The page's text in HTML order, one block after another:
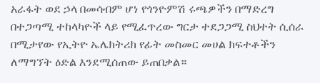
አራፋት ወደ ኃላ በመሳብም ሆነ የጎንዮምሽ ሩጫዎችን በማድረግ
በተጋጣሚ ተከላካዮች ላይ የሚፈጥረው ግርታ ተደጋጋሚ ስህተት ሲሰራ
በሚታየው የኢትዮ ኤሌክትሪክ የፊት መስመር መሀል ክፍተቶችን
ለማግኘት ዕድል እንደሚሰጠው ይጠበቃል።